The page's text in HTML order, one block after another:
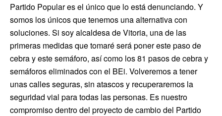
Partido Popular es el único que lo está denunciando. Y
somos los únicos que tenemos una alternativa con
soluciones. Si soy alcaldesa de Vitoria, una de las
primeras medidas que tomaré será poner este paso de
cebra y este semáforo, así como los 81 pasos de cebra y
semáforos eliminados con el BEi. Volveremos a tener
unas calles seguras, sin atascos y recuperaremos la
seguridad vial para todas las personas. Es nuestro
compromiso dentro del proyecto de cambio del Partido